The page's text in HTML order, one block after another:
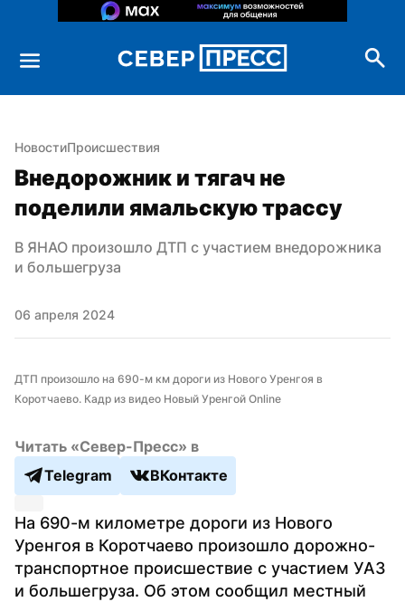
НовостиПроисшествия
Внедорожник и тягач не
поделили ямальскую трассу
В ЯНАО произошло ДТП с участием внедорожника
и большегруза
06 апреля 2024
ДТП произошло на 690-м км дороги из Нового Уренгоя в
Коротчаево. Кадр из видео Новый Уренгой Online
Читать «Север-Пресс» в
Telegram
ВКонтакте
На 690-м километре дороги из Нового
Уренгоя в Коротчаево произошло дорожно-
транспортное происшествие с участием УАЗ
и большегруза. Об этом сообщил местный